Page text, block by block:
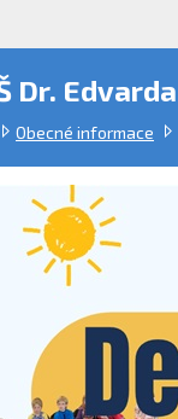
Dr.
Obecné informace